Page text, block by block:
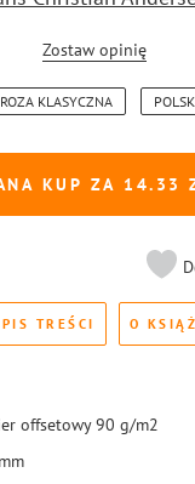
Zostaw opinię
KLASYCZNA
KUP ZA 14.33
TREŚCI O
offsetowy 90 g/m2